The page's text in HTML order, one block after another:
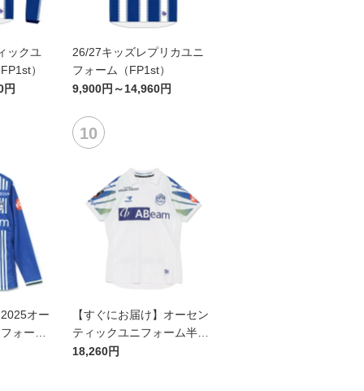
ックユ
）
円
26/27キッズレプリカユニ
フォーム（FP1st）
9,900円～14,960円
オー
ォーム
【すぐにお届け】オーセン
ティックユニフォーム半袖
（2026百年構想リーグ）F
18,260円